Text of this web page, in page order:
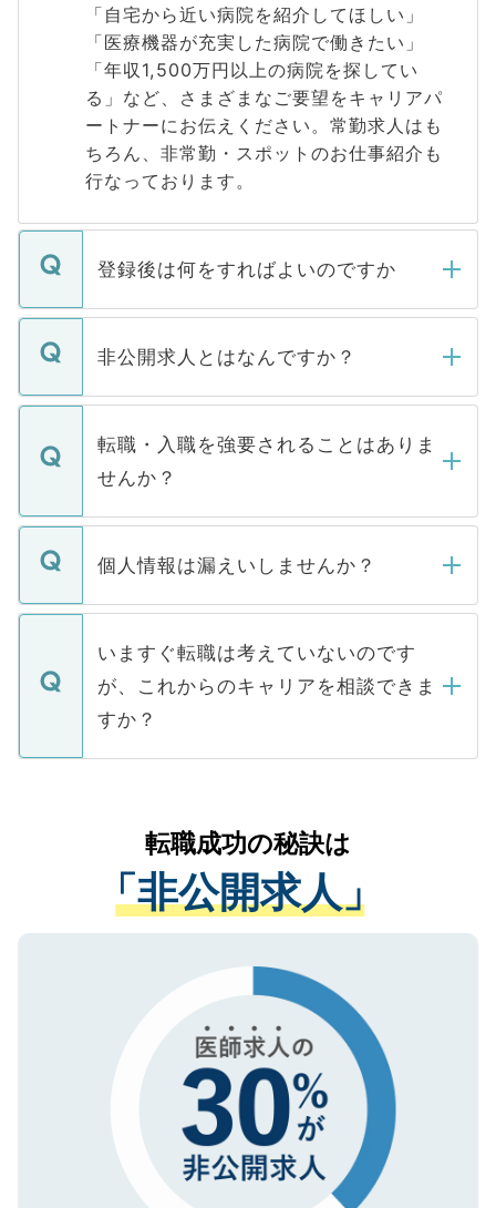
「自宅から近い病院を紹介してほしい」
「医療機器が充実した病院で働きたい」
「年収1,500万円以上の病院を探してい
る」など、さまざまなご要望をキャリアパ
ートナーにお伝えください。常勤求人はも
ちろん、非常勤・スポットのお仕事紹介も
行なっております。
登録後は何をすればよいのですか
ご登録いただきましたら、弊社担当者がご
登録内容を確認し、その後メールもしくは
ます。通常、5営業日以内にはご連絡をせて
いただきますので、しばらくお待ちくださ
非公開求人とはなんですか？
マイナビDOCTORで取り扱っている求人の
うち約3割は、Webサイトからご覧いただ
けない「非公開求人」です。非公開求人は
下記の理由によって、一般には公開してい
ません。
■応募殺到を避けるため 人気のある医療機
関を公にしてしまうと、応募が殺到する場
に、医療機関が求める条件に合った人材の
みを人材紹介会社に依頼するケースが増え
ています。
転職・入職を強要されることはありま
せんか？
転職・入職を強要することは一切ありませ
ん。また、仮に応募先から内定をいただい
定を承諾する必要はありません。内定先へ
の辞退の連絡はキャリアパートナーが行い
個人情報は漏えいしませんか？
個人情報が漏えいすることはありませんの
で、ご安心ください。当サイトからの登録
などで収集したご登録者様の個人情報は、
ご本人のキャリアアップおよび転職活動の
支援を目的に使用いたします。お預かりし
ているすべての個人データはご本人の許可
は、個人情報の取り扱いについての厳密な
管理基準を満たした事業者のみに付与され
る、プライバシーマークを取得済みです。
で、機密保持に関してもご安心ください。
いますぐ転職は考えていないのです
が、これからのキャリアを相談できま
すか？
かがいして、現在の医療機関の状況や紹介
経験をまじえながら、適切なアドバイスを
させていただきます。すぐにご転職をされ
ない方には、長期的なサポートが可能です
ので、まずはご登録ください。
転職成功の秘訣は
「非公開求人」